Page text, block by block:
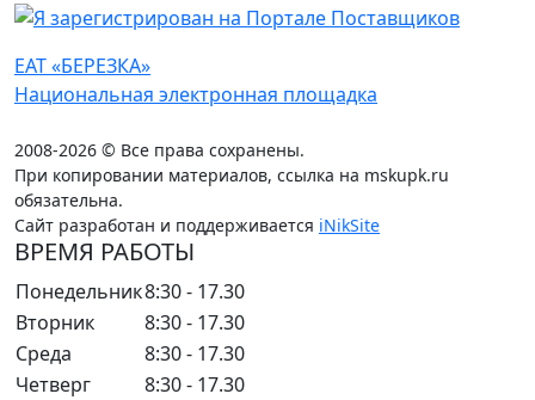
ЕАТ «БЕРЕЗКА»
Национальная электронная площадка
2008-2026 © Все права сохранены.
При копировании материалов, ссылка на mskupk.ru
обязательна.
Сайт разработан и поддерживается iNikSite
ВРЕМЯ РАБОТЫ
Понедельник8:30 - 17.30
Вторник
8:30 - 17.30
Среда
8:30 - 17.30
Четверг
8:30 - 17.30